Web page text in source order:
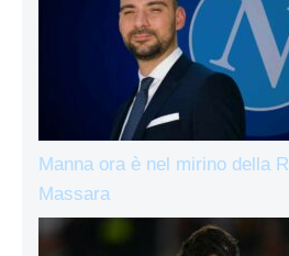
Manna ora è nel mirino della
Massara